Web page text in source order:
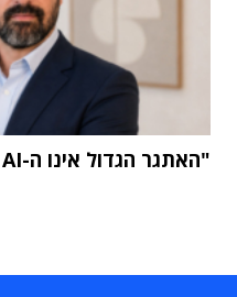
"האתגר הגדול אינו ה-AI אלא הטמעתה בארגון"